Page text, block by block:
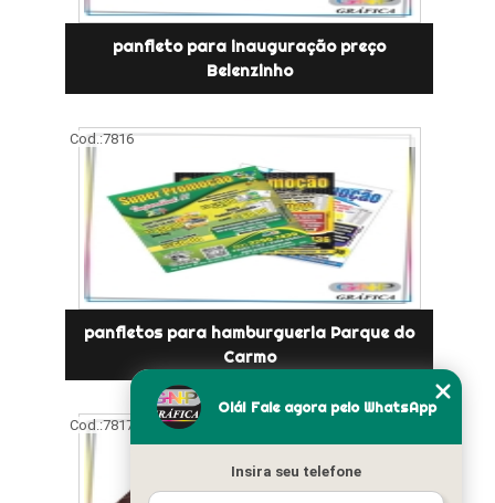
panfleto para inauguração preço
Belenzinho
Cod.:7816
panfletos para hamburgueria Parque do
Carmo
Cod.:7817
Olá! Fale agora pelo WhatsApp
Insira seu telefone